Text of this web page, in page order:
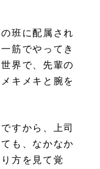
班に配属され
筋でやってき
界で、先輩の
キメキと腕を
すから、上司
も、なかなか
方を見て覚